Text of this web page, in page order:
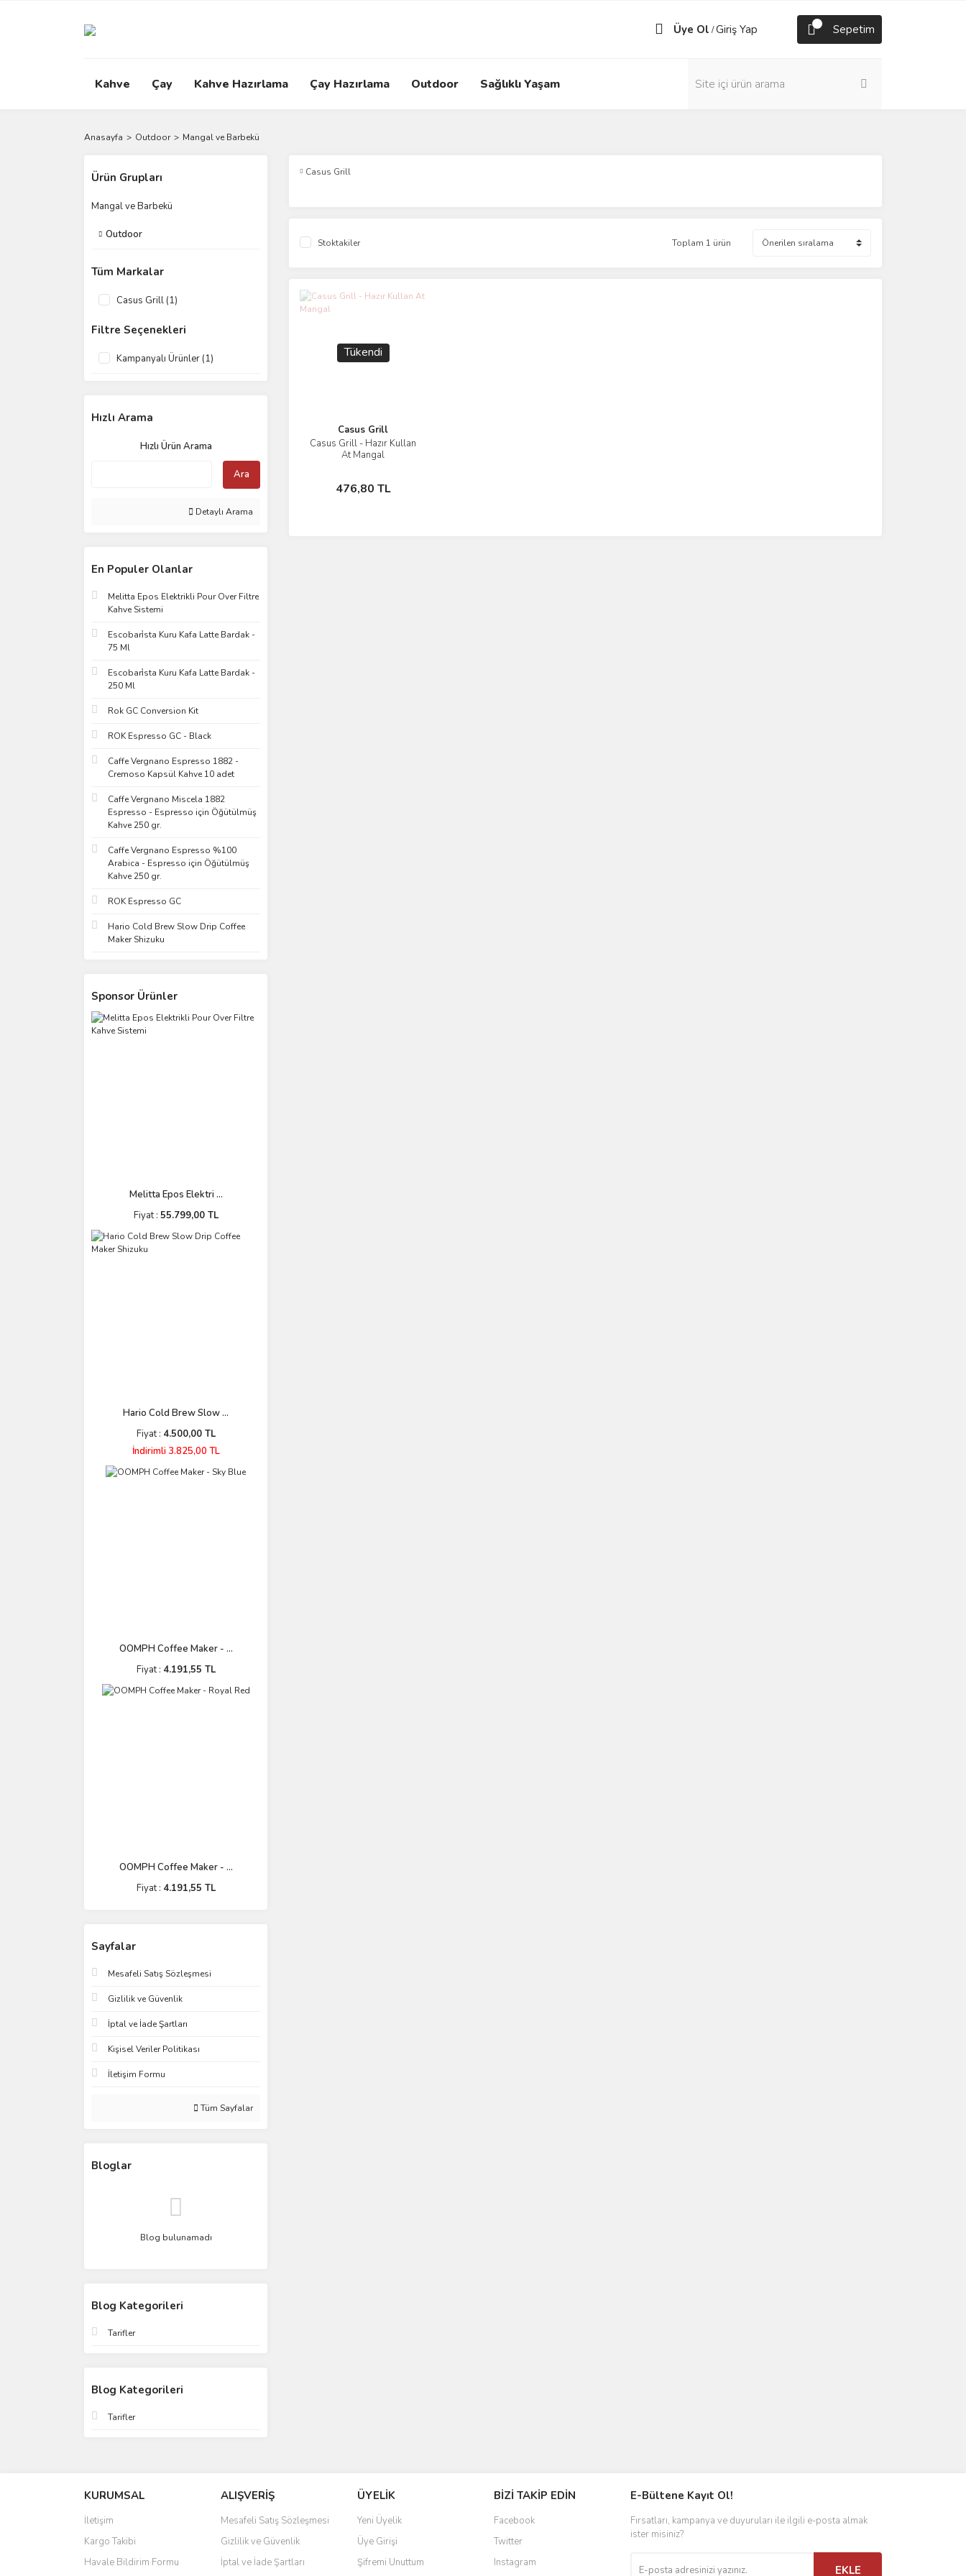
Üye Ol /Giriş Yap Sepetim
Kahve Çay Kahve Hazırlama Çay Hazırlama Outdoor Sağlıklı Yaşam
Anasayfa Outdoor Mangal ve Barbekü
Ürün Grupları
Mangal ve Barbekü
Outdoor
Tüm Markalar
Casus Grill (1)
Filtre Seçenekleri
Kampanyalı Ürünler (1)
Hızlı Arama
Hızlı Ürün Arama
Ara
Detaylı Arama
En Populer Olanlar
Melitta Epos Elektrikli Pour Over Filtre
Kahve Sistemi
Escobari̇sta Kuru Kafa Latte Bardak -
75 Ml
Escobari̇sta Kuru Kafa Latte Bardak -
250 Ml
Rok GC Conversion Kit
ROK Espresso GC - Black
Caffe Vergnano Espresso 1882 -
Cremoso Kapsül Kahve 10 adet
Caffe Vergnano Miscela 1882
Espresso - Espresso için Öğütülmüş
Kahve 250 gr.
Caffe Vergnano Espresso %100
Arabica - Espresso için Öğütülmüş
Kahve 250 gr.
ROK Espresso GC
Hario Cold Brew Slow Drip Coffee
Maker Shizuku
Sponsor Ürünler
Melitta Epos Elektri ...
Fiyat : 55.799,00 TL
Hario Cold Brew Slow ...
Fiyat : 4.500,00 TL
İndirimli 3.825,00 TL
OOMPH Coffee Maker - ...
Fiyat : 4.191,55 TL
OOMPH Coffee Maker - ...
Fiyat : 4.191,55 TL
Sayfalar
Mesafeli Satış Sözleşmesi
Gizlilik ve Güvenlik
İptal ve İade Şartları
Kişisel Veriler Politikası
İletişim Formu
Tüm Sayfalar
Bloglar
Blog bulunamadı
Blog Kategorileri
Tarifler
Blog Kategorileri
Tarifler
Casus Grill
Stoktakiler Toplam 1 ürün
Tükendi
Casus Grill
Casus Grill - Hazır Kullan
At Mangal
476,80 TL
İncele
Stokta Yok
KURUMSAL
İletişim
Kargo Takibi
Havale Bildirim Formu
ALIŞVERİŞ
Mesafeli Satış Sözleşmesi
Gizlilik ve Güvenlik
İptal ve İade Şartları
ÜYELİK
Yeni Üyelik
Üye Girişi
Şifremi Unuttum
BİZİ TAKİP EDİN
Facebook
Twitter
Instagram
E-Bültene Kayıt Ol!
Fırsatları, kampanya ve duyuruları ile ilgili e-posta almak
ister misiniz?
EKLE